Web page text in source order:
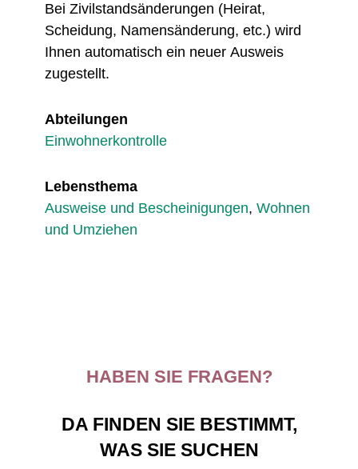
Bei Zivilstandsänderungen (Heirat,
Scheidung, Namensänderung, etc.) wird
Ihnen automatisch ein neuer Ausweis
zugestellt.
Abteilungen
Einwohnerkontrolle
Lebensthema
Ausweise und Bescheinigungen, Wohnen
und Umziehen
HABEN SIE FRAGEN?
DA FINDEN SIE BESTIMMT,
WAS SIE SUCHEN